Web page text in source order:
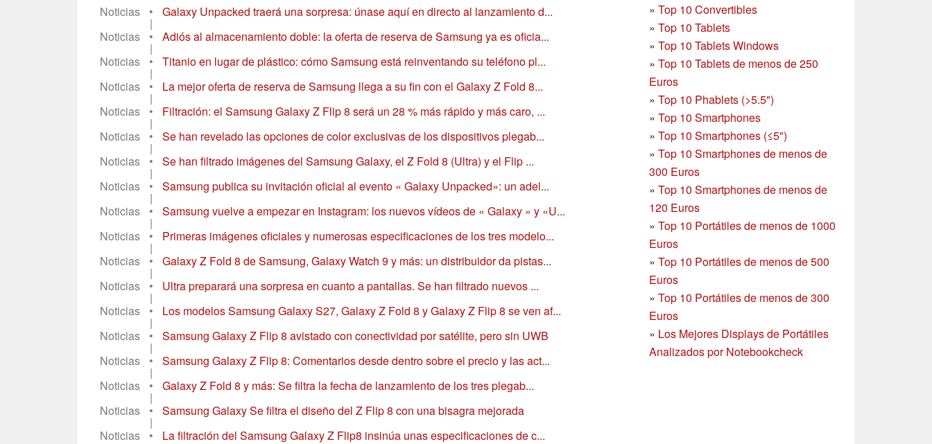
» Top 10 Convertibles
» Top 10 Tablets
» Top 10 Tablets Windows
» Top 10 Tablets de menos de 250
Euros
» Top 10 Phablets (>5.5")
» Top 10 Smartphones
» Top 10 Smartphones (≤5")
» Top 10 Smartphones de menos de
300 Euros
» Top 10 Smartphonesde menos de
120 Euros
» Top 10 Portátiles de menos de 1000
Euros
» Top 10 Portátiles de menos de 500
Euros
» Top 10 Portátiles de menos de 300
Euros
» Los Mejores Displays de Portátiles
Analizados por Notebookcheck
Noticias
• Galaxy Unpacked traerá una sorpresa: únase aquí en directo al lanzamiento d...
|
Noticias
• Adiós al almacenamiento doble: la oferta de reserva de Samsung ya es oficia...
|
Noticias
• Titanio en lugar de plástico: cómo Samsung está reinventando su teléfono pl...
|
Noticias
• La mejor oferta de reserva de Samsung llega a su fin con el Galaxy Z Fold 8...
|
Noticias
• Filtración: el Samsung Galaxy Z Flip 8 será un 28 % más rápido y más caro, ...
|
Noticias
• Se han revelado las opciones de color exclusivas de los dispositivos plegab...
|
Noticias
• Se han filtrado imágenes del Samsung Galaxy, el Z Fold 8 (Ultra) y el Flip ...
|
Noticias
• Samsung publica su invitación oficial al evento « Galaxy Unpacked»: un adel...
|
Noticias
• Samsung vuelve a empezar en Instagram: los nuevos vídeos de « Galaxy » y «U...
|
Noticias
• Primeras imágenes oficiales y numerosas especificaciones de los tres modelo...
|
Noticias
• Galaxy Z Fold 8 de Samsung, Galaxy Watch 9 y más: un distribuidor da pistas...
|
Noticias
• Ultra preparará una sorpresa en cuanto a pantallas. Se han filtrado nuevos ...
|
Noticias
• Los modelos Samsung Galaxy S27, Galaxy Z Fold 8 y Galaxy Z Flip 8 se ven af...
|
Noticias
• Samsung Galaxy Z Flip 8 avistado con conectividad por satélite, pero sin UWB
|
Noticias
• Samsung Galaxy Z Flip 8: Comentarios desde dentro sobre el precio y las act...
|
Noticias
• Galaxy Z Fold 8 y más: Se filtra la fecha de lanzamiento de los tres plegab...
|
Noticias
• Samsung Galaxy Se filtra el diseño del Z Flip 8 con una bisagra mejorada
|
Noticias
• La filtración del Samsung Galaxy Z Flip8 insinúa unas especificaciones de c...